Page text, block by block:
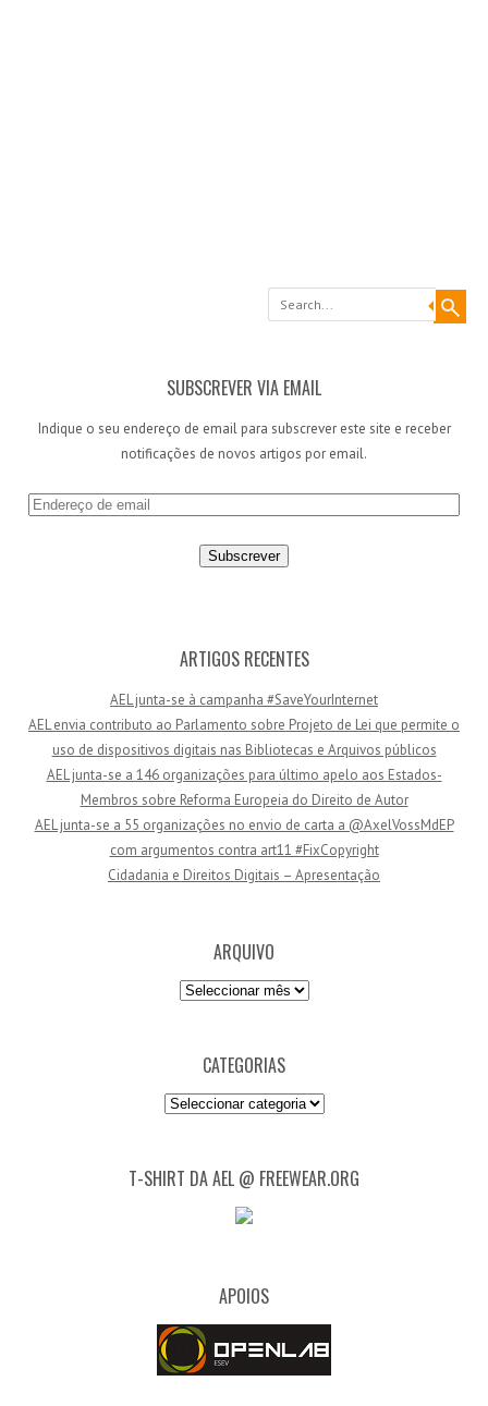
Search
SUBSCREVER VIA EMAIL
Indique o seu endereço de email para subscrever este site e receber
notificações de novos artigos por email.
E
e
ARTIGOS RECENTES
AEL junta-se à campanha #SaveYourInternet
AEL envia contributo ao Parlamento sobre Projeto de Lei que permite o
uso de dispositivos digitais nas Bibliotecas e Arquivos públicos
AEL junta-se a 146 organizações para último apelo aos Estados-
Membros sobre Reforma Europeia do Direito de Autor
AEL junta-se a 55 organizações no envio de carta a @AxelVossMdEP
com argumentos contra art11 #FixCopyright
Cidadania e Direitos Digitais – Apresentação
ARQUIVO
Arquivo
CATEGORIAS
Categorias
T-SHIRT DA AEL @ FREEWEAR.ORG
APOIOS